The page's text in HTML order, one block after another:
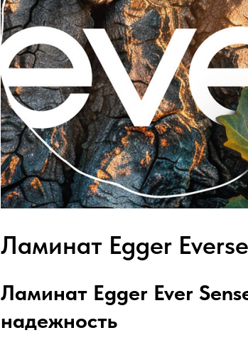
Ламинат Egger
Ламинат Egger Ever
надежность